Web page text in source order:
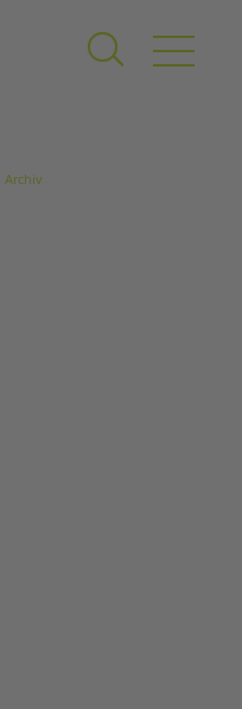
Archiv